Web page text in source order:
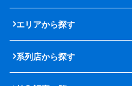
エリアから探す
系列店から探す